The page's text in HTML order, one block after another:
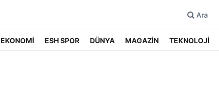
Ara
EKONOMİ ESH SPOR DÜNYA MAGAZİN TEKNOLOJİ